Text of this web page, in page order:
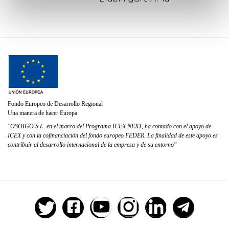
Fondo Europeo de Desarrollo Regional
Una manera de hacer Europa
"OSOIGO S.L. en el marco del Programa ICEX NEXT, ha contado con el apoyo de
ICEX y con la cofinanciación del fondo europeo FEDER. La finalidad de este apoyo es
contribuir al desarrollo internacional de la empresa y de su entorno"